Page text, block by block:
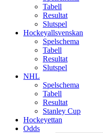
Tabell
Resultat
Slutspel
Hockeyallsvenskan
Spelschema
Tabell
Resultat
Slutspel
NHL
Spelschema
Tabell
Resultat
Stanley Cup
Hockeyettan
Odds